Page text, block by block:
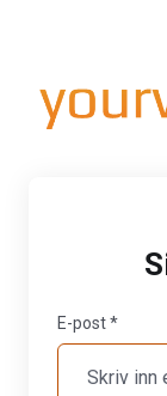
E-post *